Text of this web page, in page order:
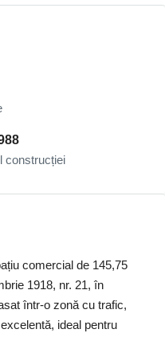
construcției
comercial de 145,75
1918, nr. 21, în
într-o zonă cu trafic,
ideal pentru